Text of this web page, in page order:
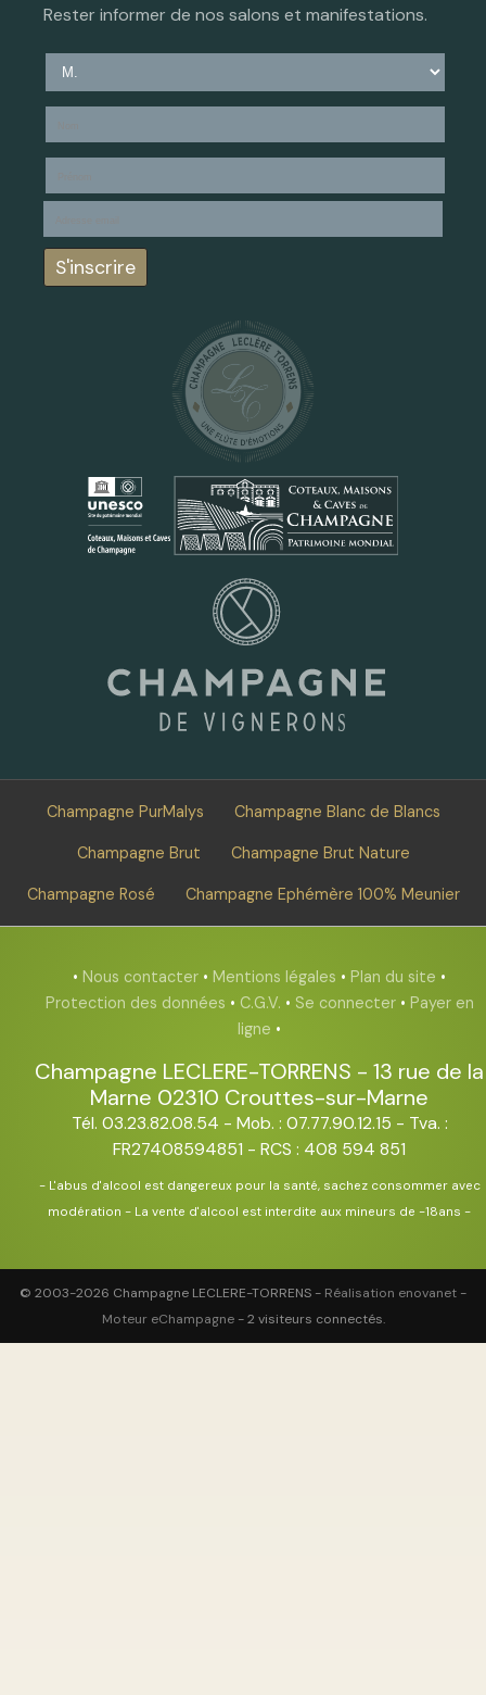
Rester informer de nos salons et manifestations.
Champagne PurMalys Champagne Blanc de Blancs
Champagne Brut Champagne Brut Nature
Champagne Rosé Champagne Ephémère 100% Meunier
• Nous contacter • Mentions légales • Plan du site •
Protection des données • C.G.V. • Se connecter • Payer en
ligne •
Champagne LECLERE-TORRENS - 13 rue de la
Marne 02310 Crouttes-sur-Marne
Tél. 03.23.82.08.54 - Mob. : 07.77.90.12.15 - Tva. :
FR27408594851 - RCS : 408 594 851
- L'abus d'alcool est dangereux pour la santé, sachez consommer avec
modération - La vente d'alcool est interdite aux mineurs de -18ans -
© 2003-2026 Champagne LECLERE-TORRENS - Réalisation enovanet -
Moteur eChampagne- 2 visiteurs connectés.